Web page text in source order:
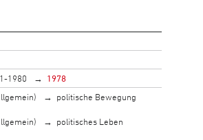
1980
1978
politische Bewegung
politisches Leben